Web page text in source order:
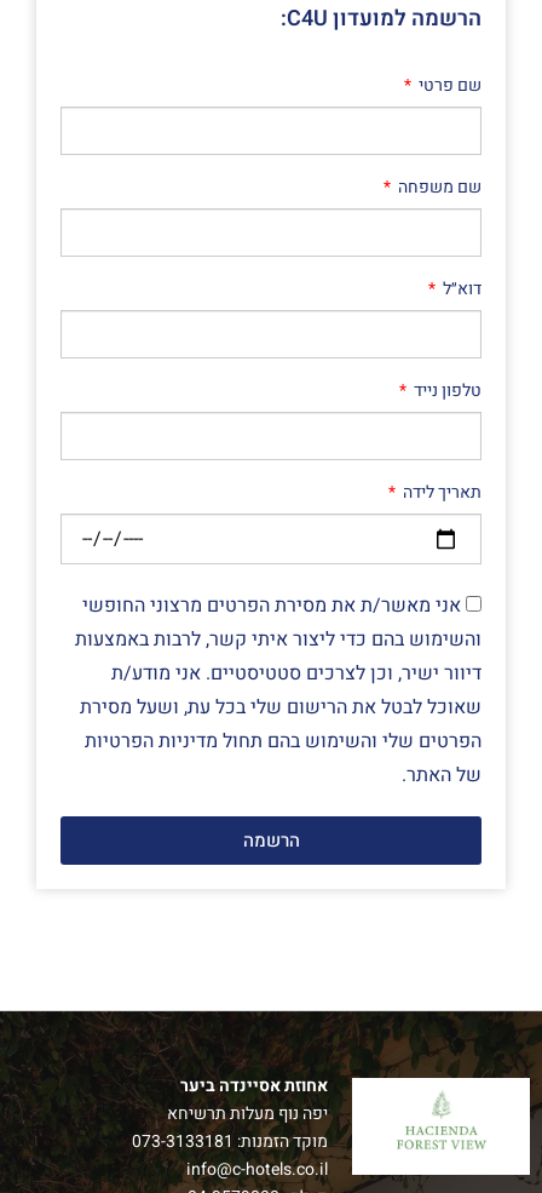
הרשמה למועדון C4U:
שם פרטי
שם משפחה
דוא״ל
טלפון נייד
תאריך לידה
אני מאשר/ת את מסירת הפרטים מרצוני החופשי
והשימוש בהם כדי ליצור איתי קשר, לרבות באמצעות
דיוור ישיר, וכן לצרכים סטטיסטיים. אני מודע/ת
שאוכל לבטל את הרישום שלי בכל עת, ושעל מסירת
הפרטים שלי והשימוש בהם תחול מדיניות הפרטיות
של האתר.
הרשמה
אחוזת אסיינדה ביער
יפה נוף מעלות תרשיחא
מוקד הזמנות: 073-3133181
info@c-hotels.co.il